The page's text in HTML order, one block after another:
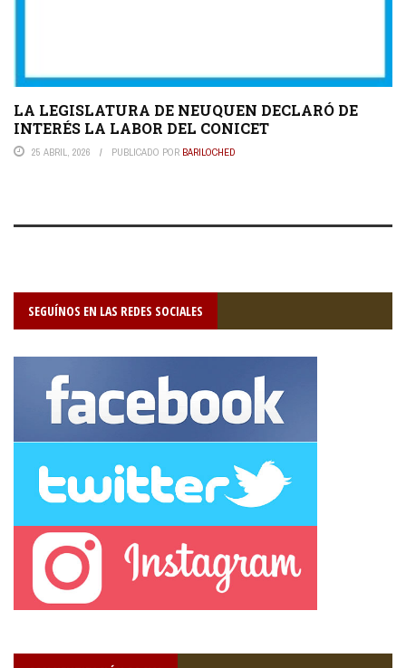
LA LEGISLATURA DE NEUQUEN DECLARÓ DE
INTERÉS LA LABOR DEL CONICET
25 ABRIL, 2026 PUBLICADO POR BARILOCHED
SEGUÍNOS EN LAS REDES SOCIALES